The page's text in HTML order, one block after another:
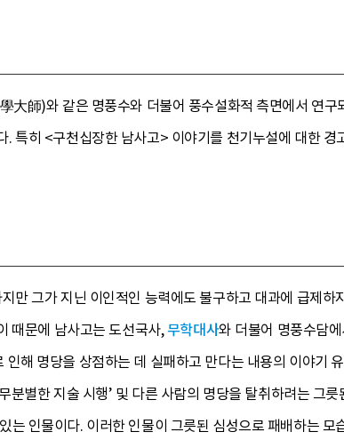
大師)와 같은 명풍수와 더불어 풍수설화적 측면에서 연
특히 <구천십장한 남사고> 이야기를 천기누설에 대한
만 그가 지닌 이인적인 능력에도 불구하고 대과에 급제
때문에 남사고는 도선국사,무학대사와 더불어 명풍수담
해 명당을 상점하는 데 실패하고 만다는 내용의 이야기
분별한 지술 시행’ 및 다른 사람의 명당을 탈취하려는 그
는 인물이다. 이러한 인물이 그릇된 심성으로 패배하는